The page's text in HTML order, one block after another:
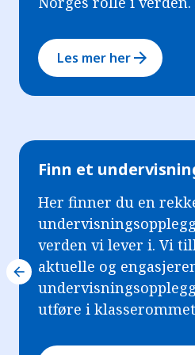
Les mer herarrow_forward
Finn et
Her finner du en
verden vi lever i. Vi
aktuelle og
utføre i
arrow_back